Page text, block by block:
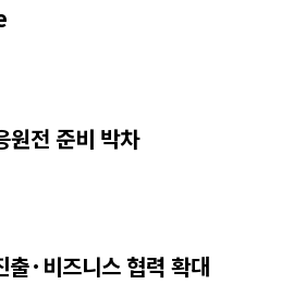
원전 준비 박차
출·비즈니스 협력 확대